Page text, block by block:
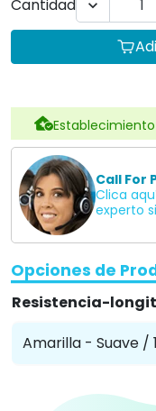
Cantidad

Call For
Clica
experto
Opciones de
Resistencia-